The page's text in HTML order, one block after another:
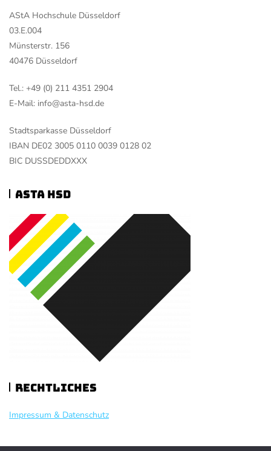
AStA Hochschule Düsseldorf
03.E.004
Münsterstr. 156
40476 Düsseldorf
Tel.: +49 (0) 211 4351 2904
E-Mail: info@asta-hsd.de
Stadtsparkasse Düsseldorf
IBAN DE02 3005 0110 0039 0128 02
BIC DUSSDEDDXXX
ASTA HSD
Rechtliches
Impressum & Datenschutz